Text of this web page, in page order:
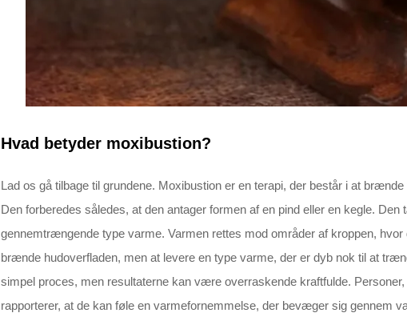
Hvad betyder moxibustion?
Lad os gå tilbage til grundene. Moxibustion er en terapi, der består i at
Den forberedes således, at den antager formen af en pind eller en kegle.
gennemtrængende type varme. Varmen rettes mod områder af kroppen,
brænde hudoverfladen, men at levere en type varme, der er dyb nok til at
simpel proces, men resultaterne kan være overraskende kraftfulde.
rapporterer, at de kan føle en varmefornemmelse, der bevæger sig gennem